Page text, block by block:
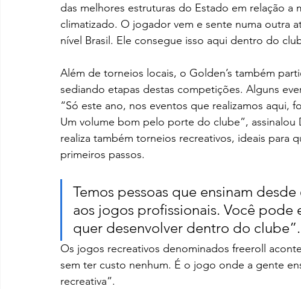
das melhores estruturas do Estado em relação a
climatizado. O jogador vem e sente numa outra
nível Brasil. Ele consegue isso aqui dentro do
Além de torneios locais, o Golden’s também
sediando etapas destas competições. Alguns
“Só este ano, nos eventos que realizamos aqui,
Um volume bom pelo porte do clube”, assinalou
realiza também torneios recreativos, ideais para
primeiros passos.
Temos pessoas que ensinam
aos jogos profissionais. Você
quer desenvolver dentro do clube”.
Os jogos recreativos denominados freeroll
sem ter custo nenhum. É o jogo onde a gente
recreativa”.